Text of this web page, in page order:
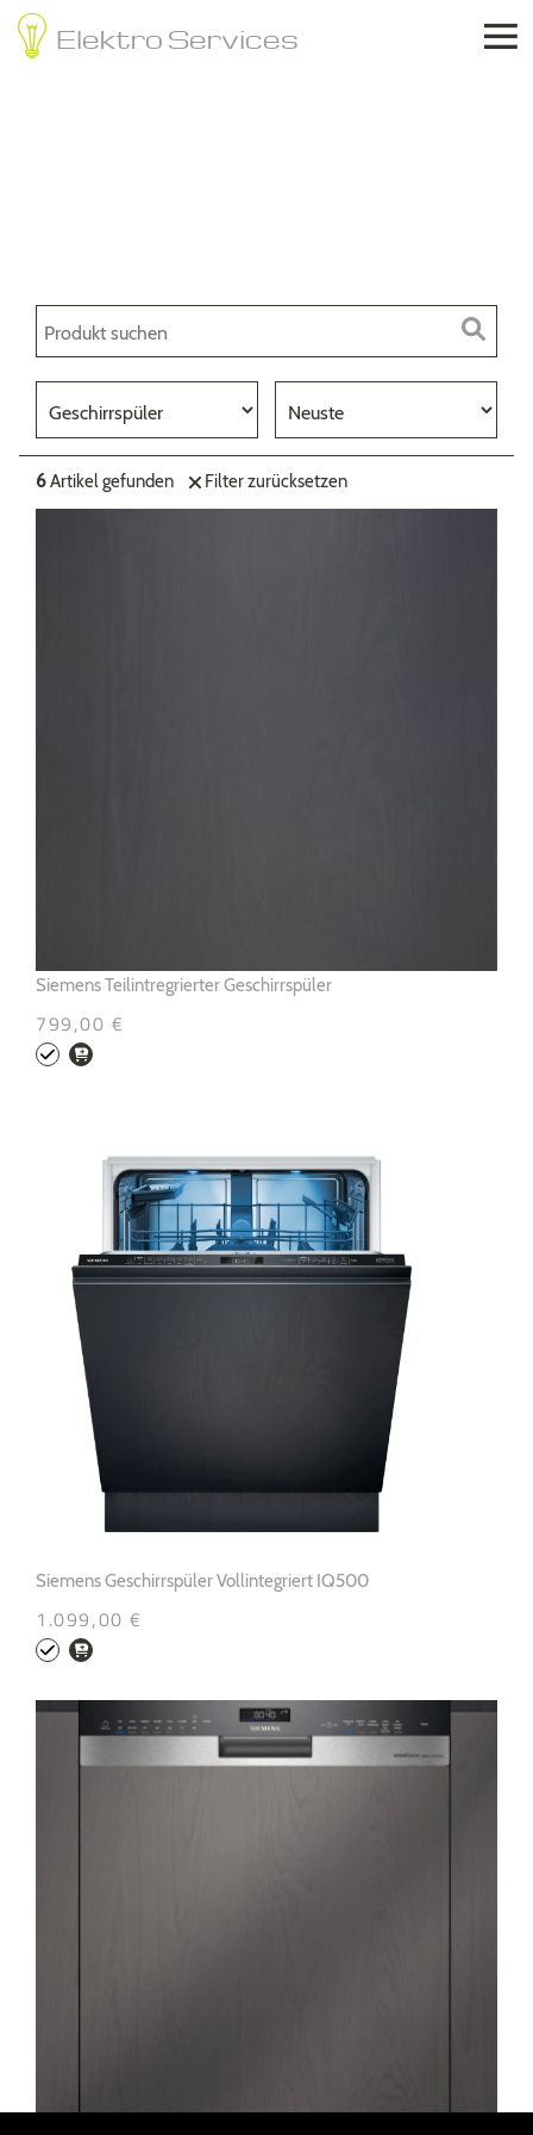
 Elektro Services
6Artikel gefunden Filter zurücksetzen
Siemens Teilintregrierter Geschirrspüler
799,00 €
Siemens Geschirrspüler Vollintegriert IQ500
1.099,00 €